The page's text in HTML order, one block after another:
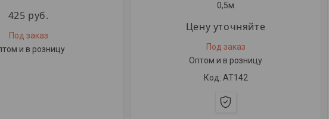
425 руб.
Под заказ
и в розницу
0,5м
Цену уточняйте
Под заказ
Оптом и в розницу
АТ142